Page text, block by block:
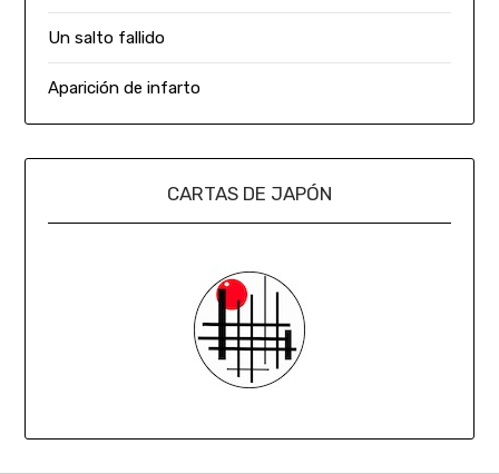
Un salto fallido
Aparición de infarto
CARTAS DE JAPÓN